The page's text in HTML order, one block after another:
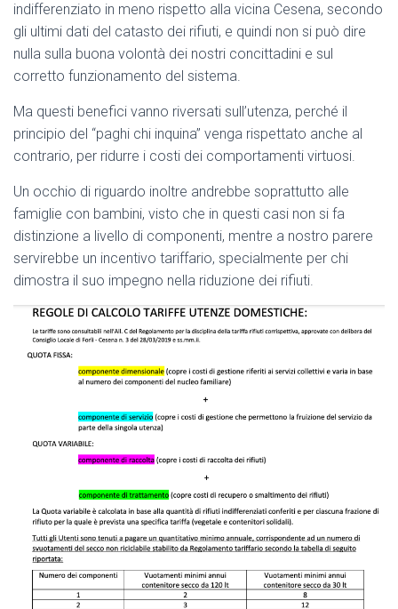
indifferenziato in meno rispetto alla vicina Cesena, secondo
gli ultimi dati del catasto dei rifiuti, e quindi non si può dire
nulla sulla buona volontà dei nostri concittadini e sul
corretto funzionamento del sistema.
Ma questi benefici vanno riversati sull’utenza, perché il
principio del “paghi chi inquina” venga rispettato anche al
contrario, per ridurre i costi dei comportamenti virtuosi.
Un occhio di riguardo inoltre andrebbe soprattutto alle
famiglie con bambini, visto che in questi casi non si fa
distinzione a livello di componenti, mentre a nostro parere
servirebbe un incentivo tariffario, specialmente per chi
dimostra il suo impegno nella riduzione dei rifiuti.